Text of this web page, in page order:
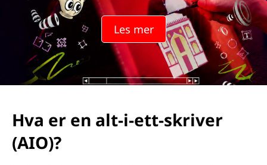
e
Les mer
Hva er en alt-i-ett-skriver
(AIO)?